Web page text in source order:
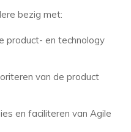
bezig met:
product- en technology
van de product
en faciliteren van Agile